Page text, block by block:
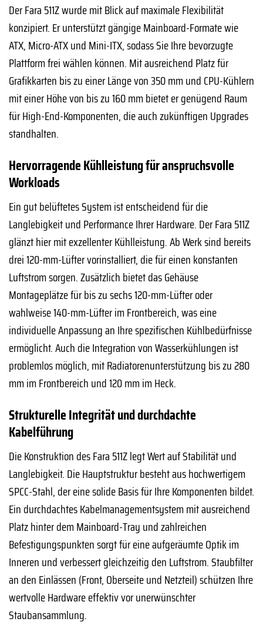
Der Fara 511Z wurde mit Blick auf maximale Flexibilität
konzipiert. Er unterstützt gängige Mainboard-Formate wie
ATX, Micro-ATX und Mini-ITX, sodass Sie Ihre bevorzugte
Plattform frei wählen können. Mit ausreichend Platz für
Grafikkarten bis zu einer Länge von 350 mm und CPU-Kühlern
mit einer Höhe von bis zu 160 mm bietet er genügend Raum
für High-End-Komponenten, die auch zukünftigen Upgrades
standhalten.
Hervorragende Kühlleistung für anspruchsvolle
Workloads
Ein gut belüftetes System ist entscheidend für die
Langlebigkeit und Performance Ihrer Hardware. Der Fara 511Z
glänzt hier mit exzellenter Kühlleistung. Ab Werk sind bereits
drei 120-mm-Lüfter vorinstalliert, die für einen konstanten
Luftstrom sorgen. Zusätzlich bietet das Gehäuse
Montageplätze für bis zu sechs 120-mm-Lüfter oder
wahlweise 140-mm-Lüfter im Frontbereich, was eine
individuelle Anpassung an Ihre spezifischen Kühlbedürfnisse
ermöglicht. Auch die Integration von Wasserkühlungen ist
problemlos möglich, mit Radiatorenunterstützung bis zu 280
mm im Frontbereich und 120 mm im Heck.
Strukturelle Integrität und durchdachte
Kabelführung
Die Konstruktion des Fara 511Z legt Wert auf Stabilität und
Langlebigkeit. Die Hauptstruktur besteht aus hochwertigem
SPCC-Stahl, der eine solide Basis für Ihre Komponenten bildet.
Ein durchdachtes Kabelmanagementsystem mit ausreichend
Platz hinter dem Mainboard-Tray und zahlreichen
Befestigungspunkten sorgt für eine aufgeräumte Optik im
Inneren und verbessert gleichzeitig den Luftstrom. Staubfilter
an den Einlässen (Front, Oberseite und Netzteil) schützen Ihre
wertvolle Hardware effektiv vor unerwünschter
Staubansammlung.